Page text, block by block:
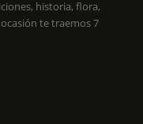
historia, flora,
te traemos 7